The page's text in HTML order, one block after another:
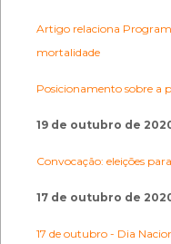
Artigo relaciona
mortalidade
Posicionamento sobre a
19 de outubro de
Convocação: eleições
17 de outubro de
17 de outubro - Dia